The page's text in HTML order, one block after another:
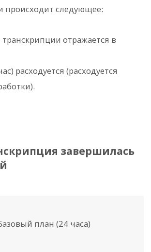
происходит следующее:
транскрипции отражается в
расходуется (расходуется
завершилась
план (24 часа)